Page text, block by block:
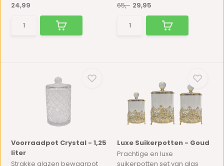
24,99
65,- 29,95
Voorraadpot Crystal - 1,25
liter
Strakke glazen bewaarpot
Luxe Suikerpotten - Goud
Prachtige en luxe
suikerpotten set van glas